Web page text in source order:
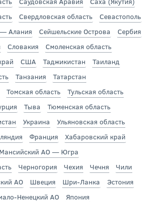
Свердловская область
Севастополь
Алания
Сейшельские Острова
Сербия
Словакия
Смоленская область
США Таджикистан
Таиланд
Танзания
Татарстан
Томская область
Тульская область
Тыва
Тюменская область
Украина
Ульяновская область
Франция
Хабаровский край
АО — Югра
Черногория Чехия Чечня
Чили
АО Швеция Шри-Ланка
Эстония
Ненецкий АО
Япония